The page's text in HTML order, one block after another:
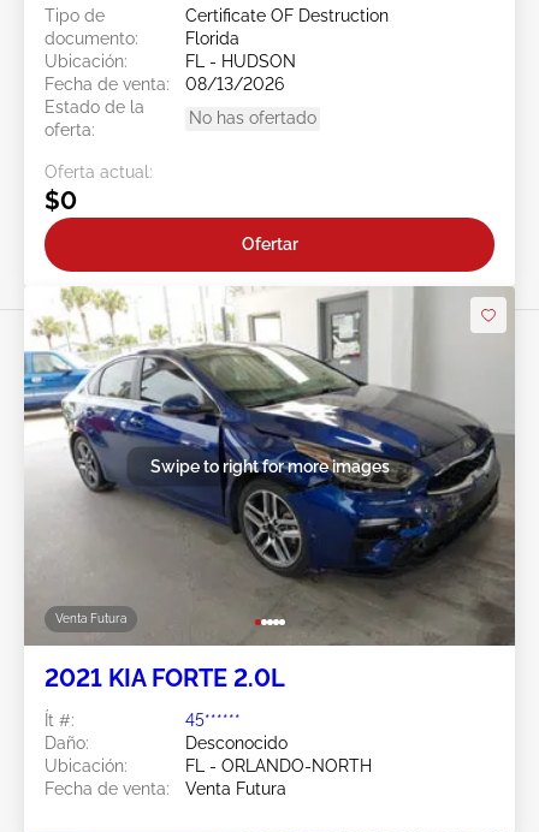
Tipo de
documento:
Certificate OF Destruction
Florida
Ubicación:
FL - HUDSON
Fecha de venta:
08/13/2026
Estado de la
oferta:
No has ofertado
Oferta actual:
$0
Ofertar
Venta Futura
Swipe to right for more images
2021 KIA FORTE 2.0L
Ít #:
45******
Daño:
Desconocido
Ubicación:
FL - ORLANDO-NORTH
Fecha de venta:
Venta Futura